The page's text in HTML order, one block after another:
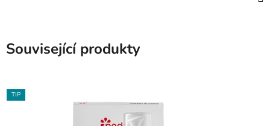
Související produkty
TIP